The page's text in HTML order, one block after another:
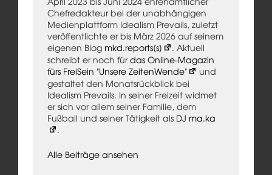
Chefredakteur bei der unabhängigen
Medienplattform Idealism Prevails, zuletzt
veröffentlichte er bis März 2026 auf seinem
eigenen Blog mkd.reports[s]
. Aktuell
schreibt er noch für das Online-Magazin
fürs FreiSein "Unsere ZeitenWende"
und
gestaltet den Monatsrückblick bei
Idealism Prevails. In seiner Freizeit widmet
er sich vor allem seiner Familie, dem
Fußball und seiner Tätigkeit als DJ ma.ka
.
Alle Beiträge ansehen